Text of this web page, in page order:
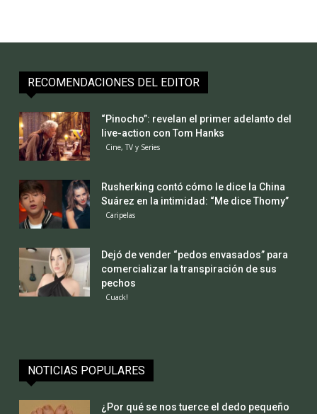
RECOMENDACIONES DEL EDITOR
“Pinocho”: revelan el primer adelanto del
live-action con Tom Hanks
Cine, TV y Series
Rusherking contó cómo le dice la China
Suárez en la intimidad: “Me dice Thomy”
Caripelas
Dejó de vender “pedos envasados” para
comercializar la transpiración de sus
pechos
Cuack!
NOTICIAS POPULARES
¿Por qué se nos tuerce el dedo pequeño